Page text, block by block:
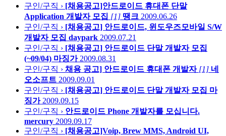
구인/구직 › [채용공고]안드로이드 휴대폰 단말
Application 개발자 모집 [1] 땡크 2009.06.26
구인/구직 › [채용공고] 안드로이드, 윈도우즈모바일 S/W
개발자 모집 daypark 2009.07.21
구인/구직 › [채용공고] 안드로이드 단말 개발자 모집
(~09/04) 마징가 2009.08.31
구인/구직 › 채용 공고] 안드로이드 휴대폰 개발자 [1] 네
오소프트 2009.09.01
구인/구직 › [채용공고] 안드로이드 단말 개발자 모집 마
징가 2009.09.15
구인/구직 › 안드로이드 Phone 개발자를 모십니다.
mercury 2009.09.17
구인/구직 › [채용공고]Voip, Brew MMS, Android UI,